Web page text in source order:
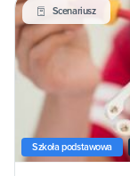
Scenariusz
Szkoła podstawowa